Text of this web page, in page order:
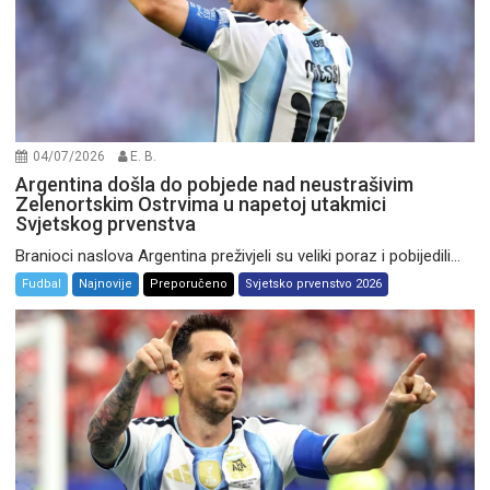
04/07/2026 E. B.
Argentina došla do pobjede nad neustrašivim
Zelenortskim Ostrvima u napetoj utakmici
Svjetskog prvenstva
Branioci naslova Argentina preživjeli su veliki poraz i pobijedili...
Fudbal Najnovije Preporučeno Svjetsko prvenstvo 2026